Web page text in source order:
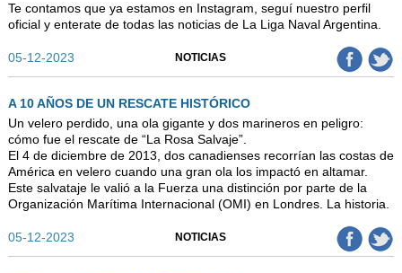
Te contamos que ya estamos en Instagram, seguí nuestro perfil
oficial y enterate de todas las noticias de La Liga Naval Argentina.
05-12-2023 NOTICIAS
A 10 AÑOS DE UN RESCATE HISTÓRICO
Un velero perdido, una ola gigante y dos marineros en peligro:
cómo fue el rescate de “La Rosa Salvaje”.
El 4 de diciembre de 2013, dos canadienses recorrían las costas de
América en velero cuando una gran ola los impactó en altamar.
Este salvataje le valió a la Fuerza una distinción por parte de la
Organización Marítima Internacional (OMI) en Londres. La historia.
05-12-2023 NOTICIAS